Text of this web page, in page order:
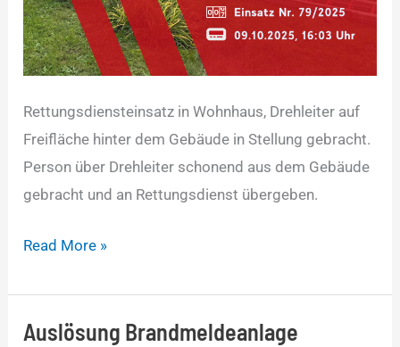
Rettungsdiensteinsatz in Wohnhaus, Drehleiter auf
Freifläche hinter dem Gebäude in Stellung gebracht.
Person über Drehleiter schonend aus dem Gebäude
gebracht und an Rettungsdienst übergeben.
Read More »
Auslösung Brandmeldeanlage
Auslösung